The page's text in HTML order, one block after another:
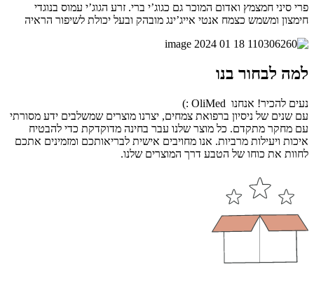
פרי סיני חמצמץ ואדום המוכר גם כגוג’י ברי. זרע הגוג’י עמוס בנוגדי
חימצון ומשמש כצמח אנטי אייג’ינג מובהק ובעל יכולת לשיפור הראיה
למה לבחור בנו
נעים להכיר! אנחנו OliMed :)
עם שנים של ניסיון ברפואת צמחים, יצרנו מוצרים שמשלבים ידע מסורתי
עם מחקר מתקדם. כל מוצר שלנו עבר בחינה מדוקדקת כדי להבטיח
איכות ויעילות מרביות. אנו מחויבים אישית לבריאותכם ומזמינים אתכם
לחוות את כוחו של הטבע דרך המוצרים שלנו.